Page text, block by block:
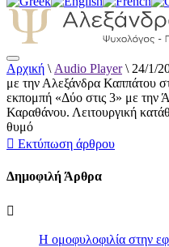
Αλεξάνδρα
Παιδοψυχολόγος
Αρχική \ Audio Player\ 24/1/
με την Αλεξάνδρα Καππάτου
εκπομπή «Δύο στις 3» με την
Καραθάνου. Λειτουργική
θυμό
Εκτύπωση άρθρου
Δημοφιλή Άρθρα
Η ομοφυλοφιλία στην